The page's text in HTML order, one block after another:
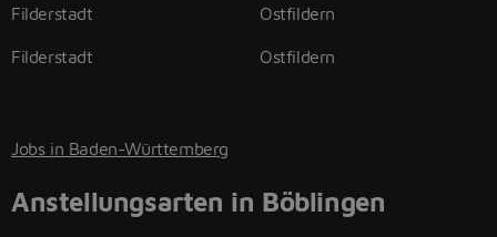
Filderstadt
Filderstadt
Ostfildern
Ostfildern
Jobs in Baden-Württemberg
Anstellungsarten in Böblingen